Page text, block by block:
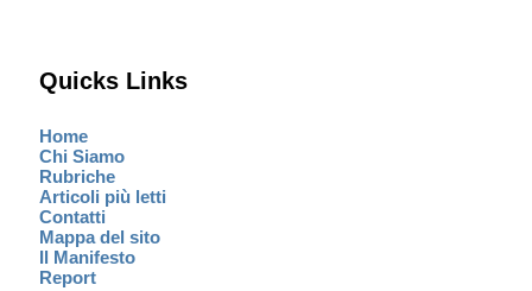
Quicks Links
Home
Chi Siamo
Rubriche
Articoli più letti
Contatti
Mappa del sito
Il Manifesto
Report